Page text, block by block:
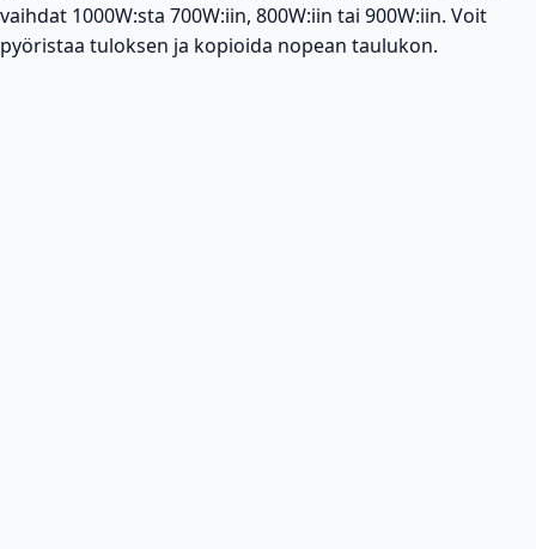
vaihdat 1000W:sta 700W:iin, 800W:iin tai 900W:iin. Voit
pyöristaa tuloksen ja kopioida nopean taulukon.